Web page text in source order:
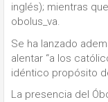
inglés); mientras
obolus_va.
Se ha lanzado
alentar “a los
idéntico propósito
La presencia del